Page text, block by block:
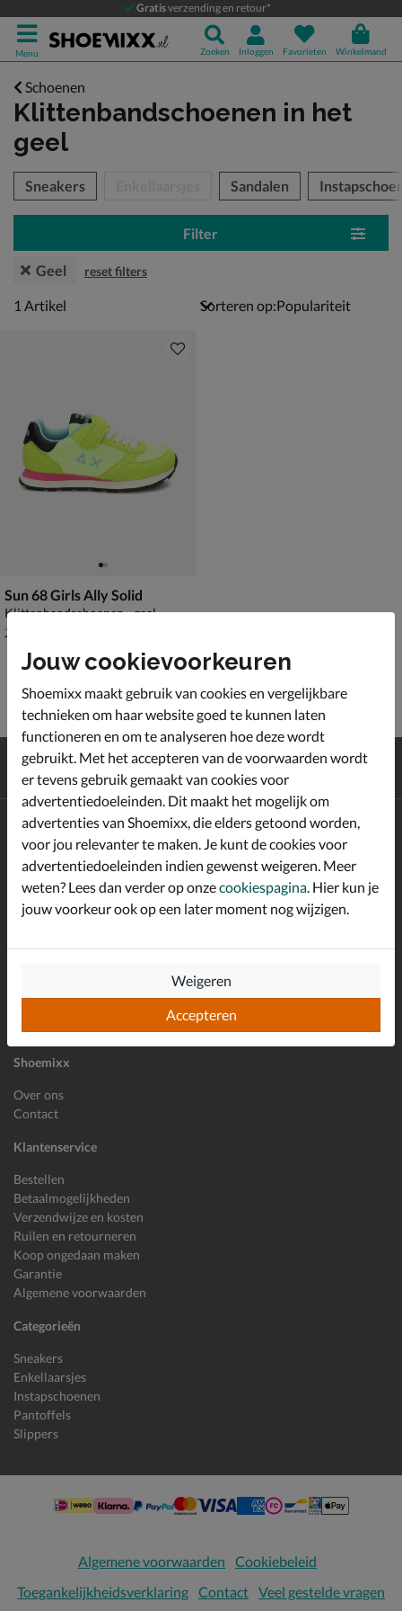
Gratisverzending en retour*
Menu Zoeken Inloggen Favorieten Winkelmand
Schoenen
Klittenbandschoenen in het
geel
over
Sneakers Sandalen
Filter
Geel reset filters
1 artikel
1 Artikel Sorteren op:
Sun 68 Girls Ally Solid
Klittenbandschoenen - geel
van € 79,99 vanaf € 48,99
79
Gratisverzending en retour*
Achterafbetalen
Shoemixx
Over ons
Contact
Klantenservice
Bestellen
Betaalmogelijkheden
Verzendwijze en kosten
Ruilen en retourneren
Koop ongedaan maken
Garantie
Algemene voorwaarden
Categorieën
Sneakers
Enkellaarsjes
Instapschoenen
Pantoffels
Slippers
Altijd op de hoogte zijn?
Schrijf je in voor de Shoemixx nieuwsbrief en ontvang €10,-
welkomstkorting!
Inschrijven
Algemene voorwaarden
Cookiebeleid
Toegankelijkheidsverklaring Contact Veel gestelde vragen
Jouw cookievoorkeuren
Shoemixx maakt gebruik van cookies en vergelijkbare
technieken om haar website goed te kunnen laten
functioneren en om te analyseren hoe deze wordt
gebruikt. Met het accepteren van de voorwaarden wordt
er tevens gebruik gemaakt van cookies voor
advertentiedoeleinden. Dit maakt het mogelijk om
advertenties van Shoemixx, die elders getoond worden,
voor jou relevanter te maken. Je kunt de cookies voor
advertentiedoeleinden indien gewenst weigeren. Meer
weten? Lees dan verder op onzecookiespagina. Hier kun je
jouw voorkeur ook op een later moment nog wijzigen.
Accepteren
Weigeren